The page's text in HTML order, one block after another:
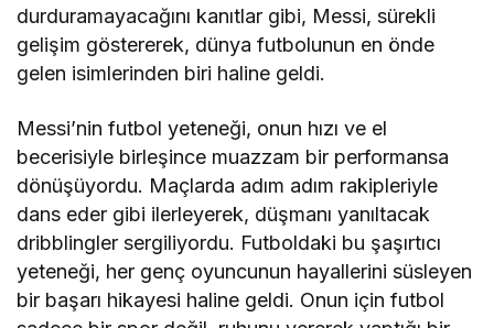
durduramayacağını kanıtlar gibi, Messi, sürekli
gelişim göstererek, dünya futbolunun en önde
gelen isimlerinden biri haline geldi.
Messi’nin futbol yeteneği, onun hızı ve el
becerisiyle birleşince muazzam bir performansa
dönüşüyordu. Maçlarda adım adım rakipleriyle
dans eder gibi ilerleyerek, düşmanı yanıltacak
dribblingler sergiliyordu. Futboldaki bu şaşırtıcı
yeteneği, her genç oyuncunun hayallerini süsleyen
bir başarı hikayesi haline geldi. Onun için futbol